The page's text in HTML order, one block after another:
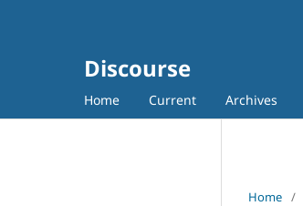
Discourse
Home Current Archives
Home /